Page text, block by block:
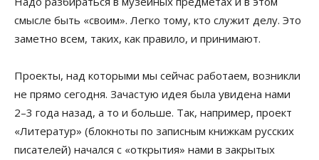
смысле быть «своим». Легко тому, кто служит делу. Это
заметно всем, таких, как правило, и принимают.
Проекты, над которыми мы сейчас работаем, возникли
не прямо сегодня. Зачастую идея была увидена нами
2–3 года назад, а то и больше. Так, например, проект
«Литератур» (блокноты по записным книжкам русских
писателей) начался с «открытия» нами в закрытых